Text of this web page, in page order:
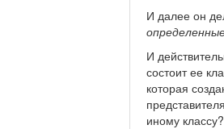
И далее он
И
состоит ее
которая
иному классу?